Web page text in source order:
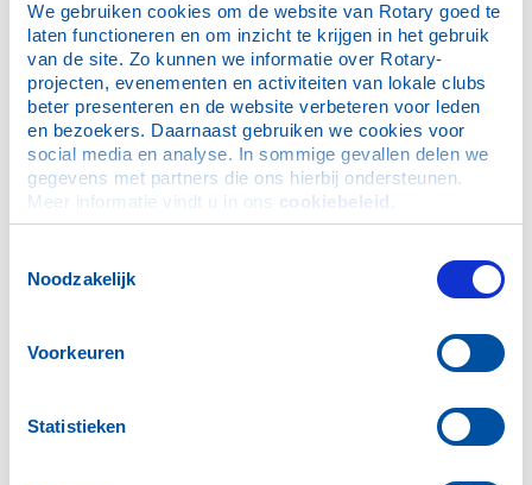
We gebruiken cookies om de website van Rotary goed te
laten functioneren en om inzicht te krijgen in het gebruik
van de site. Zo kunnen we informatie over Rotary-
projecten, evenementen en activiteiten van lokale clubs
beter presenteren en de website verbeteren voor leden
en bezoekers. Daarnaast gebruiken we cookies voor
social media en analyse. In sommige gevallen delen we
gegevens met partners die ons hierbij ondersteunen.
Meer informatie vindt u in ons cookiebeleid
Noodzakelijk
Voorkeuren
Statistieken
Wachtwoord*
Dit is mijn privécomputer, onthoud mijn login (je blijft
maximaal 30 dagen ingelogd)
N.B. De inloggegevens zijn ook geldig voor de Rotary
Hulp bij inloggen